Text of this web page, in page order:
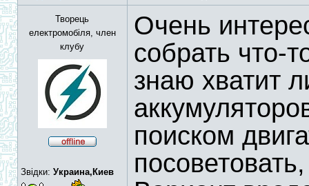
Творець
електромобіля, член
клубу
Звідки: Украина,Киев
Очень
собрать что-
знаю хватит
поиском